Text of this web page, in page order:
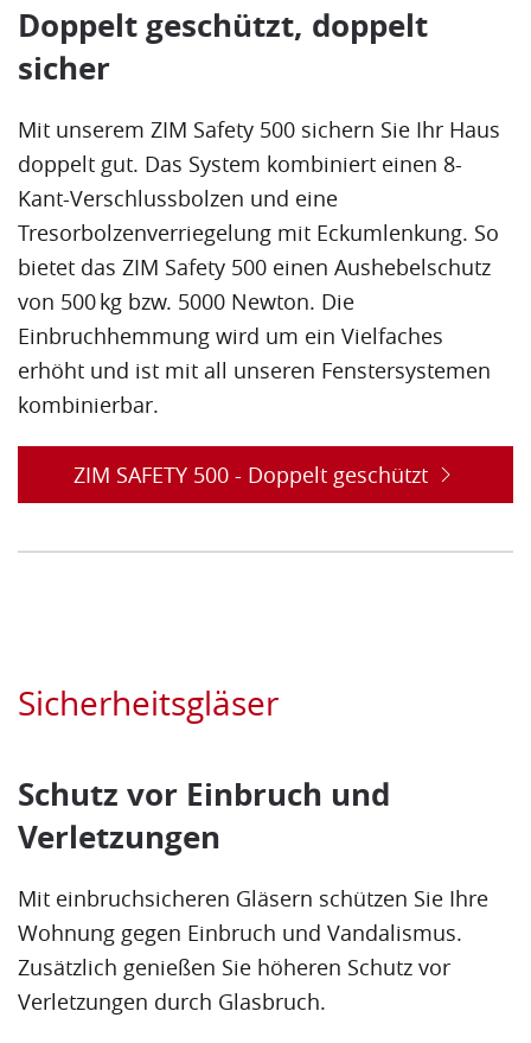
Doppelt geschützt, doppelt
sicher
Mit unserem ZIM Safety 500 sichern Sie Ihr Haus
doppelt gut. Das System kombiniert einen 8-
Kant-Verschlussbolzen und eine
Tresorbolzenverriegelung mit Eckumlenkung. So
bietet das ZIM Safety 500 einen Aushebelschutz
von 500 kg bzw. 5000 Newton. Die
Einbruchhemmung wird um ein Vielfaches
erhöht und ist mit all unseren Fenstersystemen
kombinierbar.
ZIM SAFETY 500 - Doppelt geschützt
Sicherheitsgläser
Schutz vor Einbruch und
Verletzungen
Mit einbruchsicheren Gläsern schützen Sie Ihre
Wohnung gegen Einbruch und Vandalismus.
Zusätzlich genießen Sie höheren Schutz vor
Verletzungen durch Glasbruch.